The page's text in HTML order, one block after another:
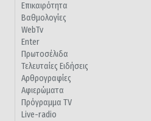
Επικαιρότητα
Βαθμολογίες
WebTv
Enter
Πρωτοσέλιδα
Τελευταίες Ειδήσεις
Αρθρογραφίες
Αφιερώματα
Πρόγραμμα TV
Live-radio